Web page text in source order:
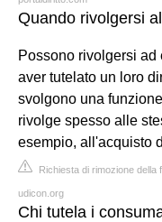
Quando rivolgersi
Possono rivolgersi
aver tutelato un loro
svolgono una
rivolge spesso alle
esempio, all'acquisto
Richiesta di rimozione della
udicon.org
Chi tutela i